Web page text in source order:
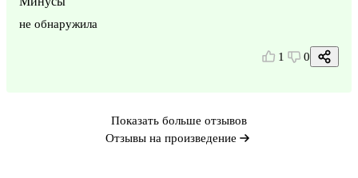
не обнаружила
1 0
Показать больше отзывов
Отзывы на произведение